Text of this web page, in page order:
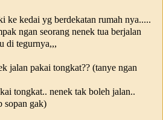
ke kedai yg berdekatan rumah nya.....
ngan seorang nenek tua berjalan
di tegurnya,,,
jalan pakai tongkat?? (tanye ngan
tongkat.. nenek tak boleh jalan..
sopan gak)